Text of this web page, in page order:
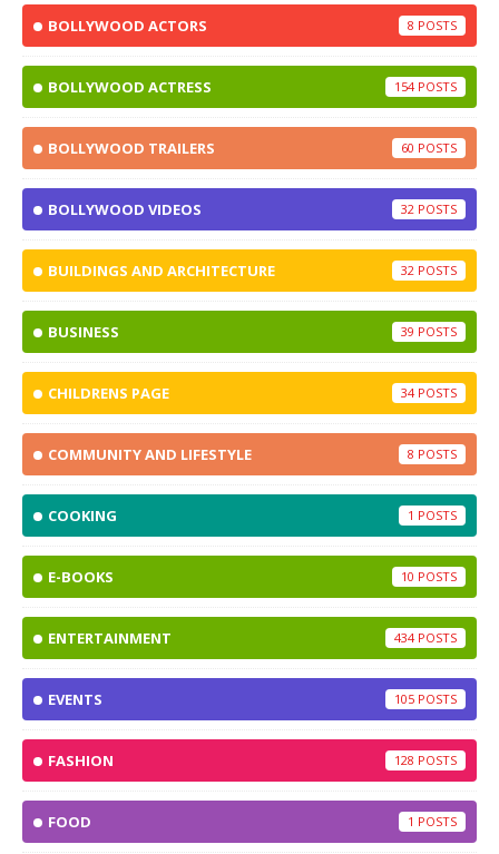
BOLLYWOOD ACTORS 8
BOLLYWOOD ACTRESS 154
BOLLYWOOD TRAILERS 60
BOLLYWOOD VIDEOS 32
BUILDINGS AND ARCHITECTURE 32
BUSINESS 39
CHILDRENS PAGE 34
COMMUNITY AND LIFESTYLE 8
COOKING 1
E-BOOKS 10
ENTERTAINMENT 434
EVENTS 105
FASHION 128
FOOD 1